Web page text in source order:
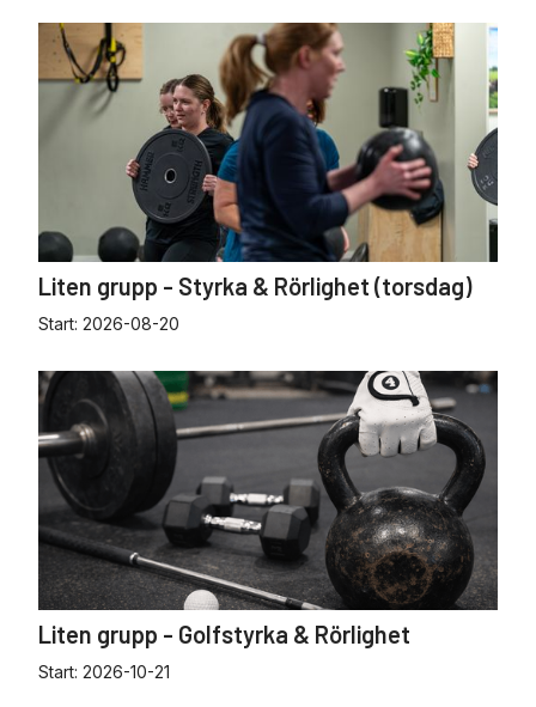
Liten grupp - Styrka & Rörlighet (torsdag)
Start: 2026-08-20
Liten grupp - Golfstyrka & Rörlighet
Start: 2026-10-21